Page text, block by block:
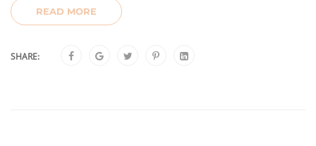
READ MORE
SHARE: